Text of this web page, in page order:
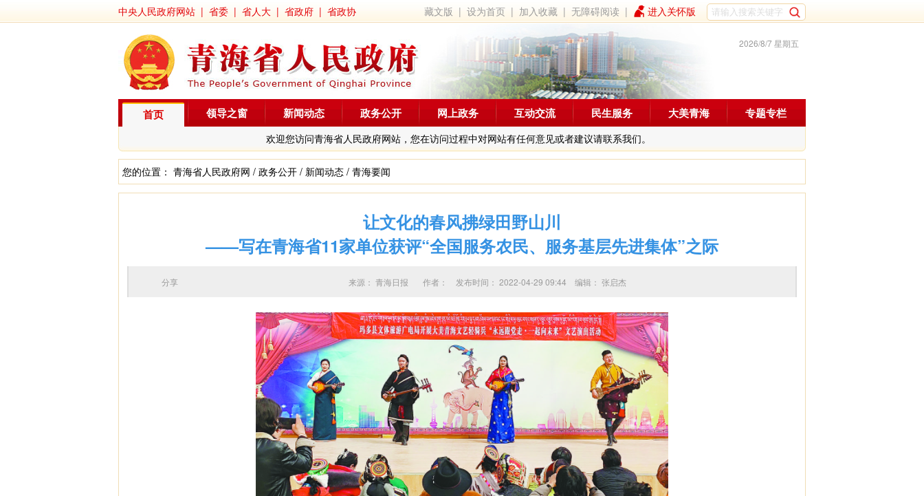
中央人民政府网站 | 省委 | 省人大 | 省政府 | 省政协 藏文版 |设为首页 | 加入收藏 |无障碍阅读 | 进入关怀版
2026/8/7 星期五
首页
欢迎您访问青海省人民政府网站，您在访问过程中对网站有任何意见或者建议请联系我们。
领导之窗 新闻动态 政务公开 网上政务 互动交流 民生服务 大美青海 专题专栏
您的位置： 青海省人民政府网 / 政务公开 / 新闻动态 / 青海要闻
让文化的春风拂绿田野山川
——写在青海省11家单位获评“全国服务农民、服务基层先进集体”之际
来源： 青海日报 作者： 发布时间： 2022-04-29 09:44 编辑： 张启杰
分享